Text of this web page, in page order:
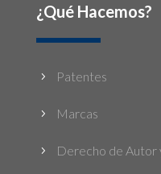
¿Qué Hacemos?
5 Patentes
5 Marcas
5 Derecho de